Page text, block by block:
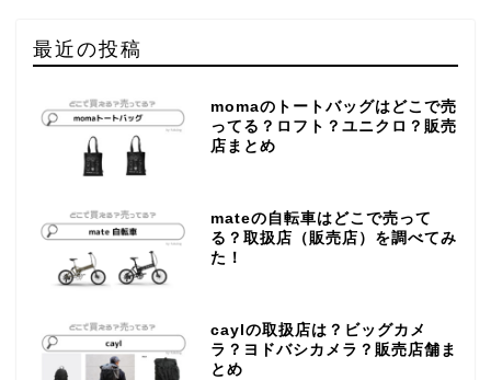
最近の投稿
momaのトートバッグはどこで売
ってる？ロフト？ユニクロ？販売
店まとめ
mateの自転車はどこで売って
る？取扱店（販売店）を調べてみ
た！
caylの取扱店は？ビッグカメ
ラ？ヨドバシカメラ？販売店舗ま
とめ